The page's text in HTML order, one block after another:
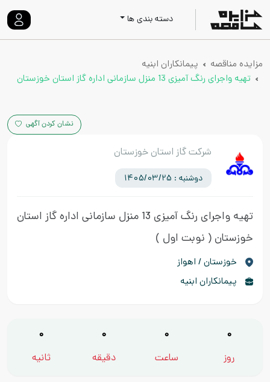
دسته بندی ها
مزایده مناقصه
پیمانکاران ابنیه
تهیه واجرای رنگ آمیزی 13 منزل سازمانی اداره گاز استان خوزستان
نشان کردن آگهی
شرکت گاز استان خوزستان
دوشنبه : 1405/03/25
تهیه واجرای رنگ آمیزی 13 منزل سازمانی اداره گاز استان
خوزستان ( نوبت اول )
خوزستان / اهواز
پیمانکاران ابنیه
0
روز
0
ساعت
0
دقیقه
0
ثانیه